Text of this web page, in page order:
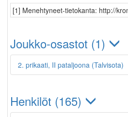
[1] Menehtyneet-tietokanta: http://
Joukko-osastot (1)
2. prikaati, II pataljoona (Talvisota)
Henkilöt (165)